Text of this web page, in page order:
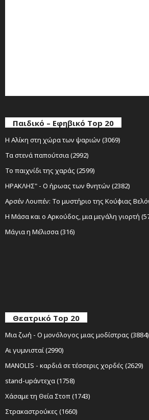
Παιδικό – Εφηβικό Top 20
Η Αλίκη στη χώρα των ψαριών (3069)
Τα στενά παπούτσια (2992)
Το παιχνίδι της χαράς (2599)
ΗΡΑΚΛΗΣ" - Ο ήρωας των θνητών (2382)
Αρσέν Λουπέν: Το μυστήριο της Κούφιας
Η Μάσα και ο Αρκούδος, μια μεγάλη γιορτή
Μάγια η Μέλισσα (316)
Θεατρικό Top 20
Μια ζωή - Ο μονόλογος μιας μοδίστρας (3884)
Αι γυμνισταί (2990)
MANOLIS - καρδιά σε τέσσερις χορδές (2629)
stand-upάντεχα (1758)
Χάσαμε τη Θεία Στοπ (1743)
Στρακαστρούκες (1660)